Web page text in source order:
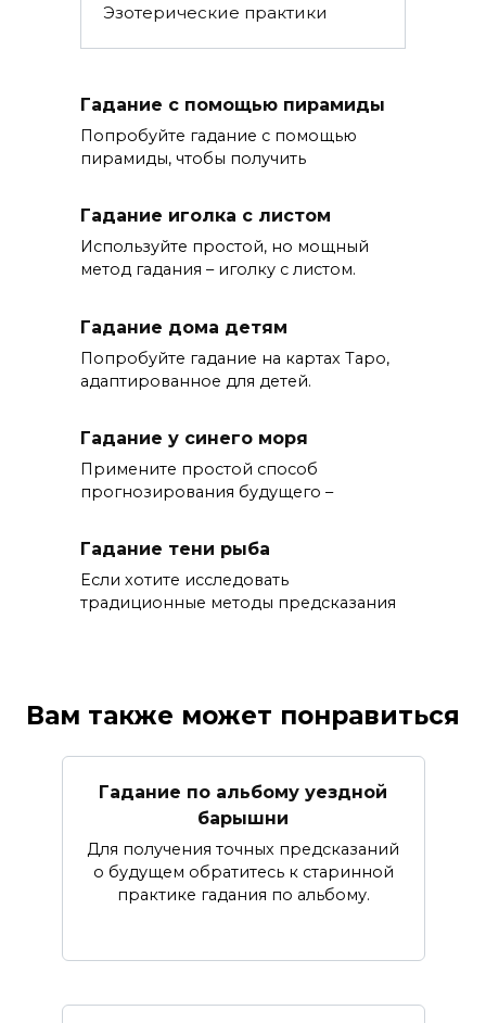
Эзотерические практики
Гадание с помощью пирамиды
Попробуйте гадание с помощью
пирамиды, чтобы получить
Гадание иголка с листом
Используйте простой, но мощный
метод гадания – иголку с листом.
Гадание дома детям
Попробуйте гадание на картах Таро,
адаптированное для детей.
Гадание у синего моря
Примените простой способ
прогнозирования будущего –
Гадание тени рыба
Если хотите исследовать
традиционные методы предсказания
Вам также может понравиться
Гадание по альбому уездной
барышни
Для получения точных предсказаний
о будущем обратитесь к старинной
практике гадания по альбому.